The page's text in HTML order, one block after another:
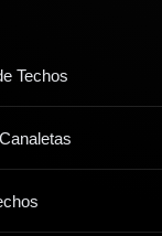
Techos